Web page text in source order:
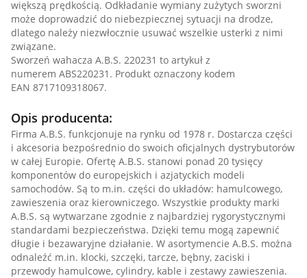
większą prędkością. Odkładanie wymiany zużytych sworzni
może doprowadzić do niebezpiecznej sytuacji na drodze,
dlatego należy niezwłocznie usuwać wszelkie usterki z nimi
związane.
Sworzeń wahacza A.B.S. 220231 to artykuł z
numerem ABS220231. Produkt oznaczony kodem
EAN 8717109318067.
Opis producenta:
Firma A.B.S. funkcjonuje na rynku od 1978 r. Dostarcza części
i akcesoria bezpośrednio do swoich oficjalnych dystrybutorów
w całej Europie. Ofertę A.B.S. stanowi ponad 20 tysięcy
komponentów do europejskich i azjatyckich modeli
samochodów. Są to m.in. części do układów: hamulcowego,
zawieszenia oraz kierowniczego. Wszystkie produkty marki
A.B.S. są wytwarzane zgodnie z najbardziej rygorystycznymi
standardami bezpieczeństwa. Dzięki temu mogą zapewnić
długie i bezawaryjne działanie. W asortymencie A.B.S. można
odnaleźć m.in. klocki, szczęki, tarcze, bębny, zaciski i
przewody hamulcowe, cylindry, kable i zestawy zawieszenia.